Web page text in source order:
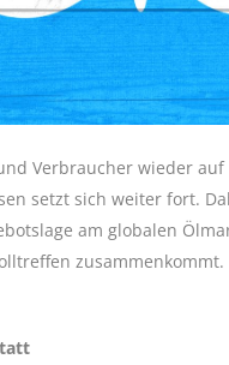
Verbraucher wieder
setzt sich weiter fort.
am globalen
zusammenkommt.